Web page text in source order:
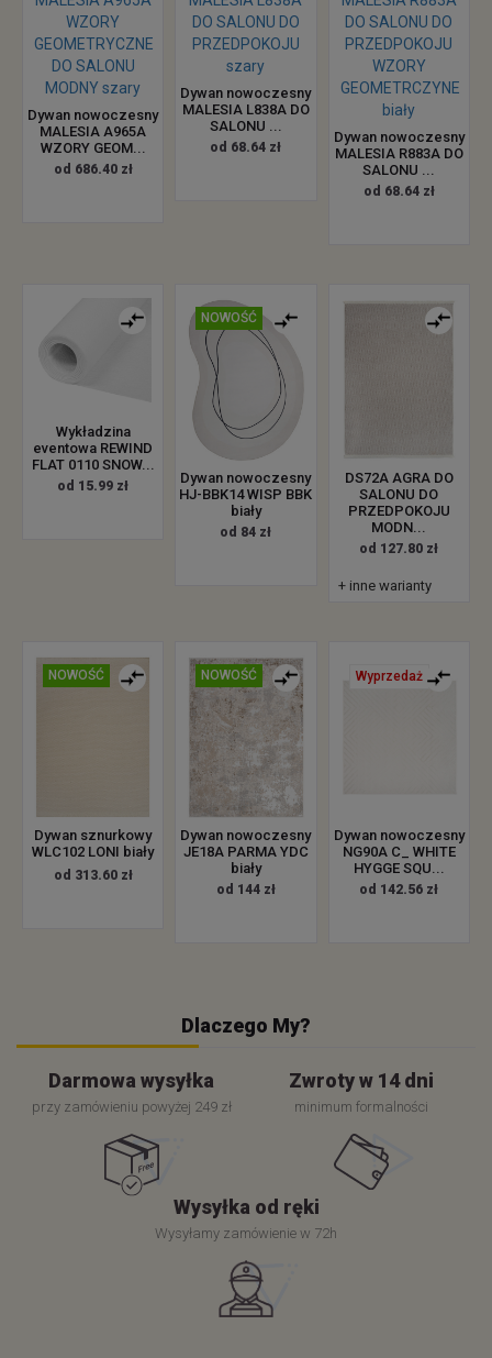
Dywan nowoczesny
MALESIA A965A
WZORY GEOM...
od 686.40 zł
Dywan nowoczesny
MALESIA L838A DO
SALONU ...
od 68.64 zł
Dywan nowoczesny
MALESIA R883A DO
SALONU ...
od 68.64 zł
Wykładzina
eventowa REWIND
FLAT 0110 SNOW...
od 15.99 zł
NOWOŚĆ
Dywan nowoczesny
HJ-BBK14 WISP BBK
biały
od 84 zł
DS72A AGRA DO
SALONU DO
PRZEDPOKOJU
MODN...
od 127.80 zł
+ inne warianty
NOWOŚĆ
Dywan sznurkowy
WLC102 LONI biały
od 313.60 zł
NOWOŚĆ
Dywan nowoczesny
JE18A PARMA YDC
biały
od 144 zł
Wyprzedaż
Dywan nowoczesny
NG90A C_ WHITE
HYGGE SQU...
od 142.56 zł
Dlaczego My?
Darmowa wysyłka
przy zamówieniu powyżej 249 zł
Zwroty w 14 dni
minimum formalności
Wysyłka od ręki
Wysyłamy zamówienie w 72h